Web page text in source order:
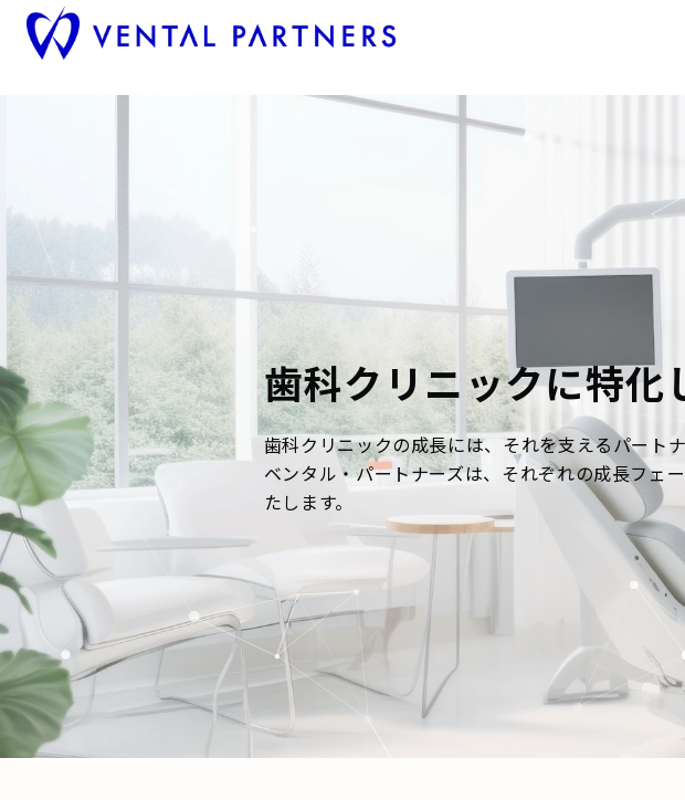
歯科クリニックに特化
歯科クリニックの成長には、それを支えるパート
ベンタル・パートナーズは、それぞれの成長フェ
たします。